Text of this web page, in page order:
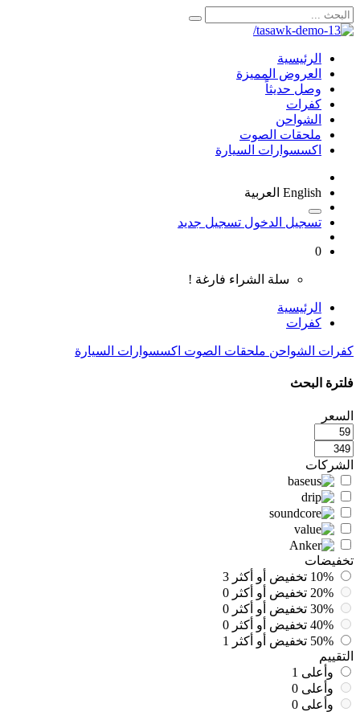
الرئيسية
العروض المميزة
وصل حديثاً
كفرات
الشواحن
ملحقات الصوت
اكسسوارات السيارة
English العربية
تسجيل الدخول تسجيل جديد
0
سلة الشراء فارغة !
الرئيسية
كفرات
كفرات الشواحن ملحقات الصوت اكسسوارات السيارة
فلترة البحث
السعر
الشركات
تخفيضات
10% تخفيض أو أكثر
3
20% تخفيض أو أكثر
0
30% تخفيض أو أكثر
0
40% تخفيض أو أكثر
0
50% تخفيض أو أكثر
1
التقييم
وأعلى 1
وأعلى 0
وأعلى 0